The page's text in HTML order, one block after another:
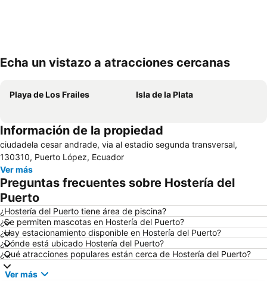
Echa un vistazo a atracciones cercanas
Playa de Los Frailes Isla de la Plata
Información de la propiedad
ciudadela cesar andrade, via al estadio segunda transversal,
130310, Puerto López, Ecuador
Ver más
Preguntas frecuentes sobre Hostería del
Puerto
¿Hostería del Puerto tiene área de piscina?
¿Se permiten mascotas en Hostería del Puerto?
¿Hay estacionamiento disponible en Hostería del Puerto?
¿Dónde está ubicado Hostería del Puerto?
¿Qué atracciones populares están cerca de Hostería del Puerto?
Ver más